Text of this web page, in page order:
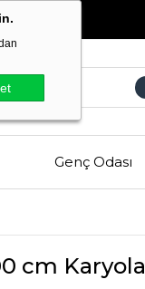
Genç Odası
cm Karyola